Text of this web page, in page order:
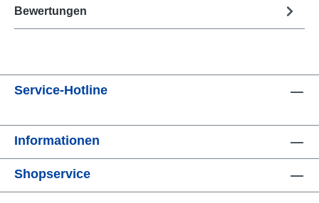
Bewertungen
Service-Hotline
Informationen
Shopservice